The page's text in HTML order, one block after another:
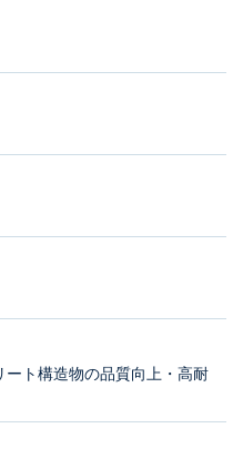
ート構造物の品質向上・高耐